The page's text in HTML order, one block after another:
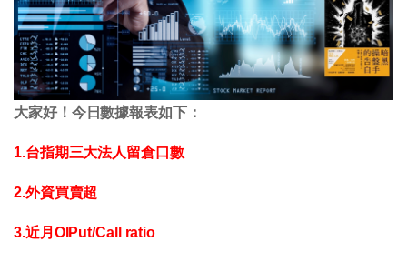
大家好！今日數據報表如下：
1.台指期三大法人留倉口數
2.外資買賣超
3.近月OIPut/Call ratio